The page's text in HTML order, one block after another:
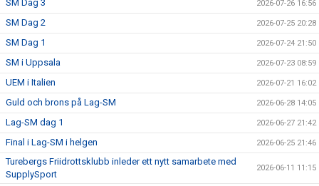
SM Dag 3 2026-07-26 16:56
SM Dag 2 2026-07-25 20:28
SM Dag 1 2026-07-24 21:50
SM i Uppsala 2026-07-23 08:59
UEM i Italien 2026-07-21 16:02
Guld och brons på Lag-SM 2026-06-28 14:05
Lag-SM dag 1 2026-06-27 21:42
Final i Lag-SM i helgen 2026-06-25 21:46
Turebergs Friidrottsklubb inleder ett nytt samarbete med
SupplySport
2026-06-11 11:15